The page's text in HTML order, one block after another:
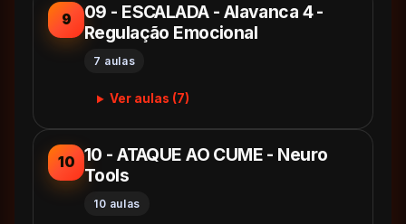
9
09 - ESCALADA - Alavanca 4 -
Regulação Emocional
7 aulas
Ver aulas (7)
10 10 - ATAQUE AO CUME - Neuro
Tools
10 aulas